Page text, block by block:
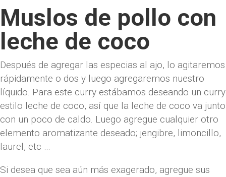
Muslos de pollo con
leche de coco
Después de agregar las especias al ajo, lo agitaremos
rápidamente o dos y luego agregaremos nuestro
líquido. Para este curry estábamos deseando un curry
estilo leche de coco, así que la leche de coco va junto
con un poco de caldo. Luego agregue cualquier otro
elemento aromatizante deseado; jengibre, limoncillo,
laurel, etc …
Si desea que sea aún más exagerado, agregue sus